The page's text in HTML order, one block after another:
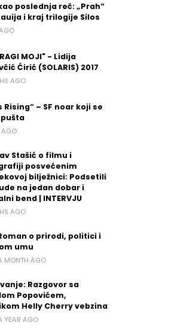
poslednja reč: „Prah“
i kraj trilogije Silos
MOJI" - Lidija
Ćirić (SOLARIS) 2017
AGO
Rising“ – SF noar koji se
AGO
Stašić o filmu i
posvećenim
bilježnici: Podsetili
na jedan dobar i
bend | INTERVJU
AGO
o prirodi, politici i
umu
MONTH AGO
Razgovor sa
Popovićem,
Helly Cherry vebzina
YEAR AGO